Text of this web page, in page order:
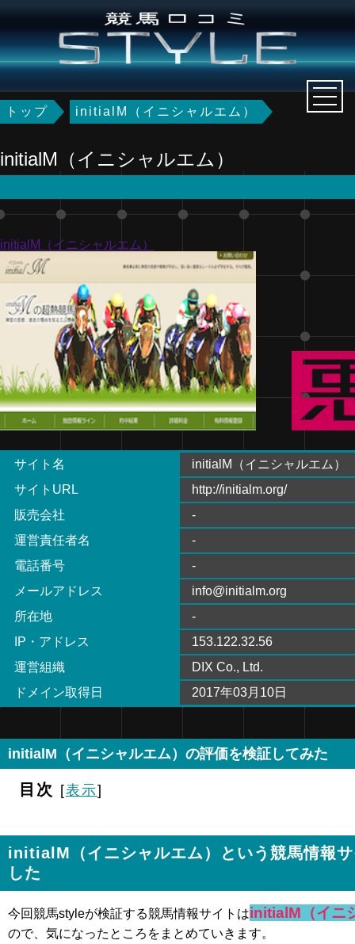
トップ initialM（イニシャルエム）
initialM（イニシャルエム）
initialM（イニシャルエム）
サイト名
initialM（イニシャルエム）
サイトURL
http://initialm.org/
販売会社
-
運営責任者名
-
電話番号
-
メールアドレス
info@initialm.org
所在地
-
IP・アドレス
153.122.32.56
運営組織
DIX Co., Ltd.
ドメイン取得日
2017年03月10日
initialM（イニシャルエム）の評価を検証してみた
目次 [表示]
initialM（イニシャルエム）という競馬情報
した
今回競馬styleが検証する競馬情報サイトはinitialM（イニ
ので、気になったところをまとめていきます。